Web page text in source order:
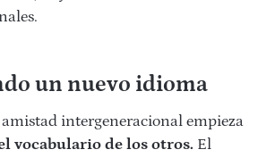
un nuevo idioma
intergeneracional empieza
vocabulario de los otros. El